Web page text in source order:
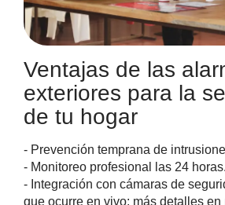
Ventajas de las
exteriores para la
de tu hogar
- Prevención temprana de
- Monitoreo profesional las 24 horas.
- Integración con cámaras de
que ocurre en vivo; más detalles